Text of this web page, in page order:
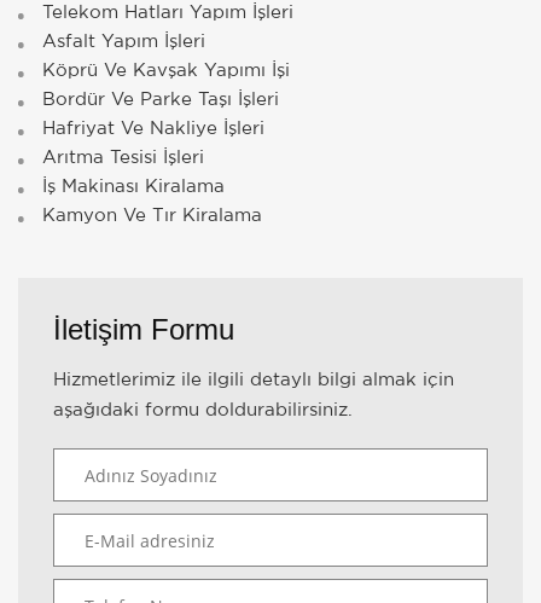
Telekom Hatları Yapım İşleri
Asfalt Yapım İşleri
Köprü Ve Kavşak Yapımı İşi
Bordür Ve Parke Taşı İşleri
Hafriyat Ve Nakliye İşleri
Arıtma Tesisi İşleri
İş Makinası Kiralama
Kamyon Ve Tır Kiralama
İletişim Formu
Hizmetlerimiz ile ilgili detaylı bilgi almak için
aşağıdaki formu doldurabilirsiniz.